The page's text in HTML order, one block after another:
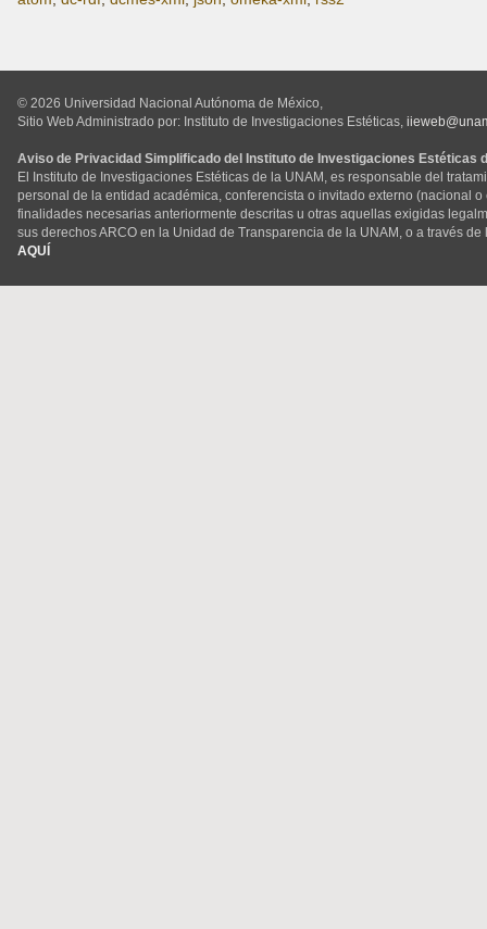
© 2026 Universidad Nacional Autónoma de México,
Sitio Web Administrado por: Instituto de Investigaciones Estéticas,
Aviso de Privacidad Simplificado del Instituto de Investigaciones Estéticas
El Instituto de Investigaciones Estéticas de la UNAM, es responsable del
personal de la entidad académica, conferencista o invitado externo (nacional
finalidades necesarias anteriormente descritas u otras aquellas exigidas
sus derechos ARCO en la Unidad de Transparencia de la UNAM, o a través
AQUÍ